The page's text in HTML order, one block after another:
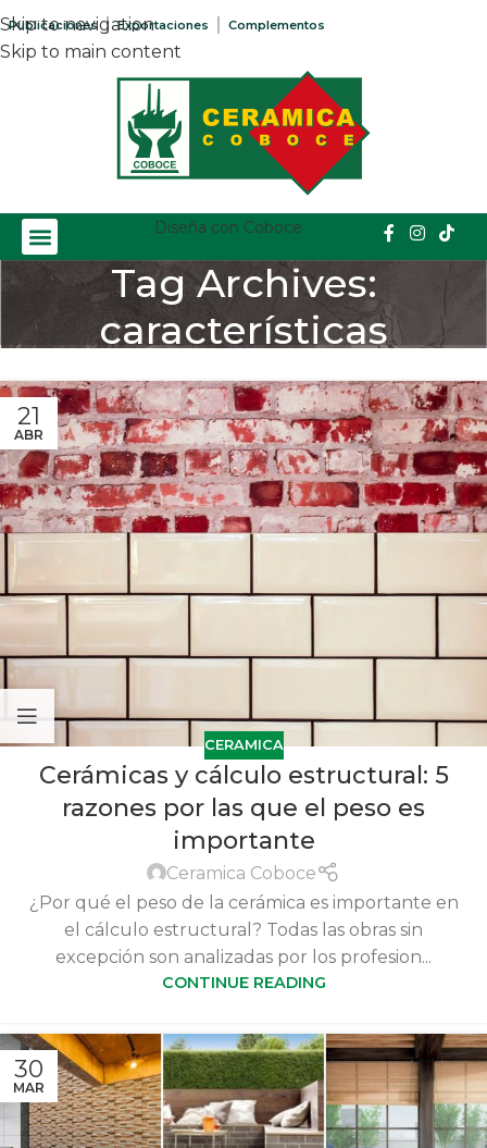
Skip to navigation
Skip to main content
Publicaciones Exportaciones Complementos
Diseña con Coboce
Tag Archives:
características
21
ABR
CERAMICA
Cerámicas y cálculo estructural: 5
razones por las que el peso es
importante
Ceramica Coboce
¿Por qué el peso de la cerámica es importante en
el cálculo estructural? Todas las obras sin
excepción son analizadas por los profesion...
CONTINUE READING
30
MAR